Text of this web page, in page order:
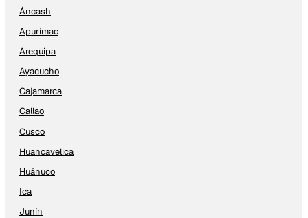
Áncash
Apurímac
Arequipa
Ayacucho
Cajamarca
Callao
Cusco
Huancavelica
Huánuco
Ica
Junín